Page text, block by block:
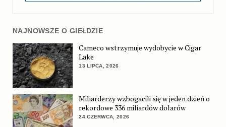
NAJNOWSZE O GIEŁDZIE
Cameco wstrzymuje wydobycie w Cigar
Lake
13 LIPCA, 2026
Miliarderzy wzbogacili się w jeden dzień o
rekordowe 336 miliardów dolarów
24 CZERWCA, 2026